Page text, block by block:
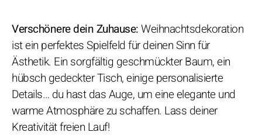
Verschönere dein Zuhause:Weihnachtsdekoration
ist ein perfektes Spielfeld für deinen Sinn für
Ästhetik. Ein sorgfältig geschmückter Baum, ein
hübsch gedeckter Tisch, einige personalisierte
Details… du hast das Auge, um eine elegante und
warme Atmosphäre zu schaffen. Lass deiner
Kreativität freien Lauf!